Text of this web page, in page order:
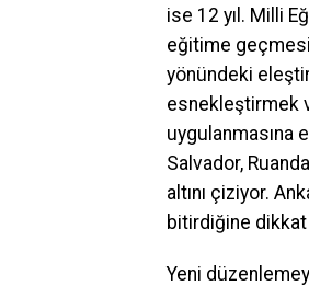
ise 12 yıl. Milli
eğitime
yönündeki
esnekleştirmek
uygulanmasına
Salvador,
altını çiziyor.
bitirdiğine
Yeni